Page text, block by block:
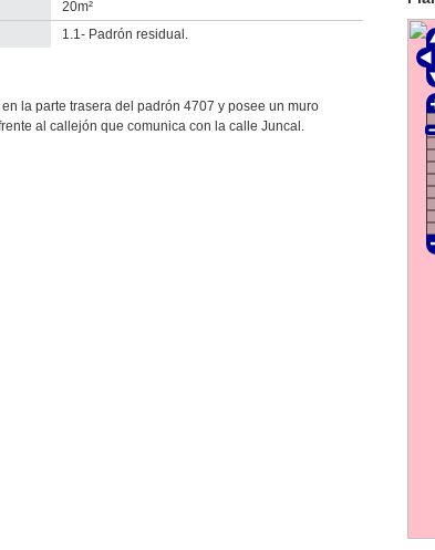
20m²
1.1- Padrón residual.
la parte trasera del padrón 4707 y posee un muro
al callejón que comunica con la calle Juncal.